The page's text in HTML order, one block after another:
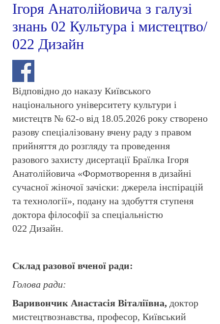
Ігоря Анатолійовича з галузі
знань 02 Культура і мистецтво/
022 Дизайн
Відповідно до наказу Київського
національного університету культури і
мистецтв № 62-о від 18.05.2026 року створено
разову спеціалізовану вчену раду з правом
прийняття до розгляду та проведення
разового захисту дисертації Браїлка Ігоря
Анатолійовича «Формотворення в дизайні
сучасної жіночої зачіски: джерела інспірацій
та технології», подану на здобуття ступеня
доктора філософії за спеціальністю
022 Дизайн.
Склад разової вченої ради:
Голова ради:
Варивончик Анастасія Віталіївна, доктор
мистецтвознавства, професор, Київський